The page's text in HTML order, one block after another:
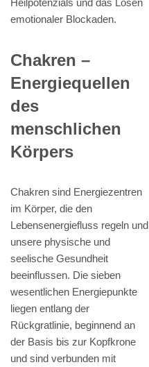
Heilpotenzials und das Lösen
emotionaler Blockaden.
Chakren –
Energiequellen
des
menschlichen
Körpers
Chakren sind Energiezentren
im Körper, die den
Lebensenergiefluss regeln und
unsere physische und
seelische Gesundheit
beeinflussen. Die sieben
wesentlichen Energiepunkte
liegen entlang der
Rückgratlinie, beginnend an
der Basis bis zur Kopfkrone
und sind verbunden mit